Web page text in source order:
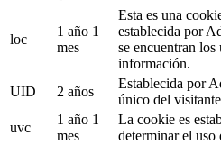
loc
1 año 1
mes
Esta es una
establecida por
se encuentran los
información.
UID
2 años
Establecida por
único del
uvc
1 año 1
mes
La cookie es
determinar el